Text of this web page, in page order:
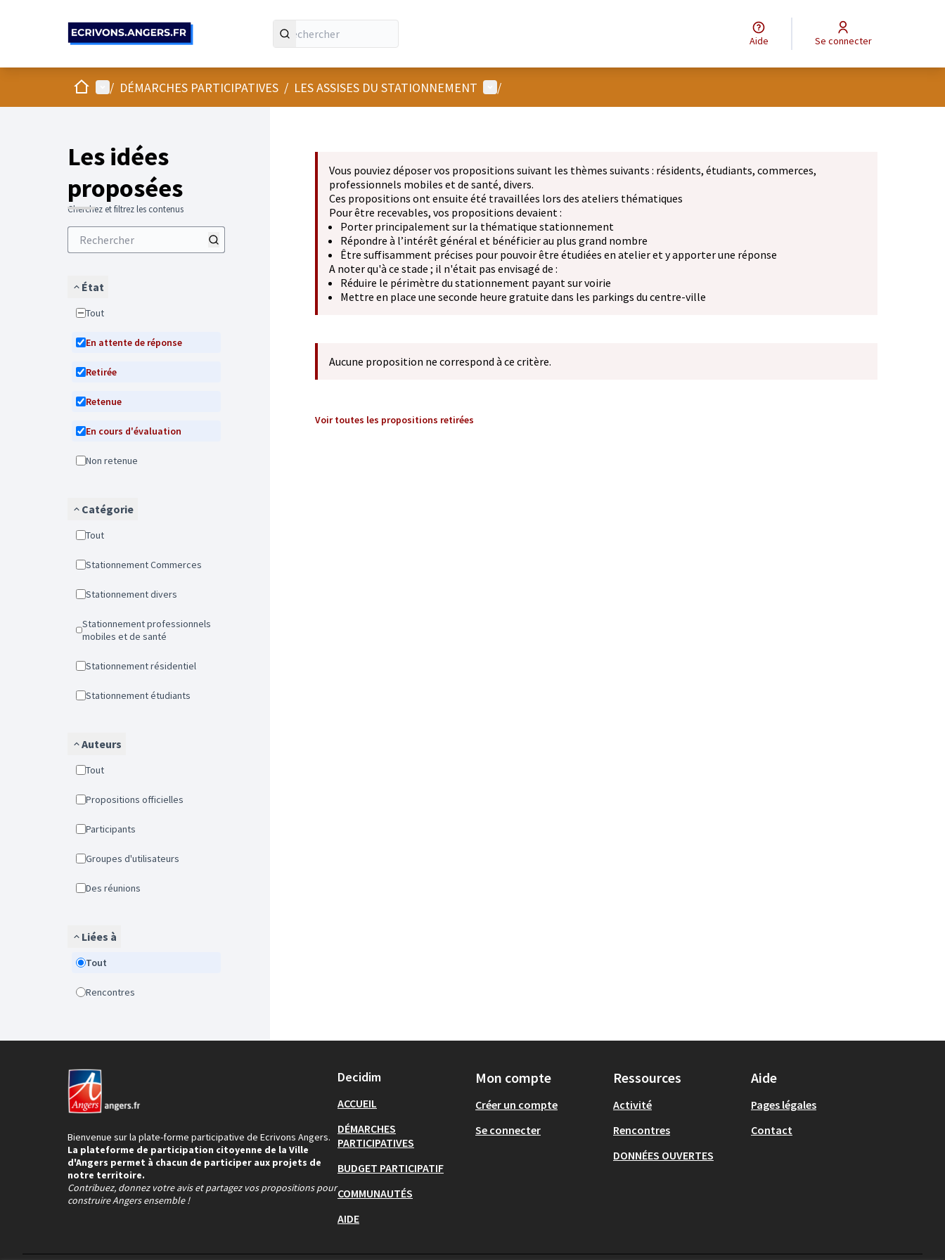
Aide Se connecter
AccueilMenu principal
/ DÉMARCHES PARTICIPATIVES / LES ASSISES DU STATIONNEMENT Menu utilisateur
/
Les idées
proposées
Cherchez et filtrez les contenus
État
Tout
En attente de réponse
Retirée
Retenue
En cours d'évaluation
Non retenue
Catégorie
Tout
Stationnement Commerces
Stationnement divers
Stationnement professionnels
mobiles et de santé
Stationnement résidentiel
Stationnement étudiants
Auteurs
Tout
Propositions officielles
Participants
Groupes d'utilisateurs
Des réunions
Liées à
Tout
Rencontres
Vous pouviez déposer vos propositions suivant les thèmes suivants : résidents, étudiants, commerces,
professionnels mobiles et de santé, divers.
Ces propositions ont ensuite été travaillées lors des ateliers thématiques
Pour être recevables, vos propositions devaient :
Porter principalement sur la thématique stationnement
Répondre à l’intérêt général et bénéficier au plus grand nombre
Être suffisamment précises pour pouvoir être étudiées en atelier et y apporter une réponse
A noter qu'à ce stade ; il n'était pas envisagé de :
Réduire le périmètre du stationnement payant sur voirie
Mettre en place une seconde heure gratuite dans les parkings du centre-ville
Aucune proposition ne correspond à ce critère.
Voir toutes les propositions retirées
Bienvenue sur la plate-forme participative de Ecrivons Angers.
La plateforme de participation citoyenne de la Ville
d'Angers permet à chacun de participer aux projets de
notre territoire.
Contribuez, donnez votre avis et partagez vos propositions pour
construire Angers ensemble !
Decidim
ACCUEIL
DÉMARCHES
PARTICIPATIVES
BUDGET PARTICIPATIF
COMMUNAUTÉS
AIDE
Mon compte
Créer un compte
Se connecter
Ressources
Activité
Rencontres
DONNÉES OUVERTES
Aide
Pages légales
Contact